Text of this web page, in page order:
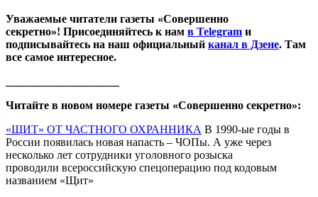
Уважаемые читатели газеты «Совершенно
секретно»! Присоединяйтесь к нам в Telegram и
подписывайтесь на наш официальный канал в Дзене. Там
все самое интересное.
Читайте в новом номере газеты «Совершенно секретно»:
«ЩИТ» ОТ ЧАСТНОГО ОХРАННИКА В 1990-ые годы в
России появилась новая напасть – ЧОПы. А уже через
несколько лет сотрудники уголовного розыска
проводили всероссийскую спецоперацию под кодовым
названием «Щит»